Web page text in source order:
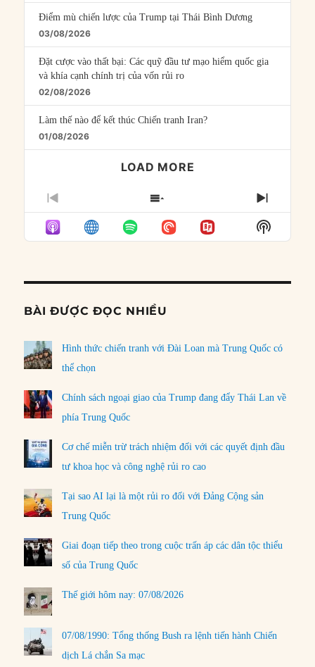
Điểm mù chiến lược của Trump tại Thái Bình Dương
03/08/2026
Đặt cược vào thất bại: Các quỹ đầu tư mạo hiểm quốc gia
và khía cạnh chính trị của vốn rủi ro
02/08/2026
Làm thế nào để kết thúc Chiến tranh Iran?
01/08/2026
LOAD MORE
PREVIOUS
EPISODE
SHOW
EPISODES
LIST
NEXT
Show
Podcast
BÀI ĐƯỢC ĐỌC NHIỀU
Hình thức chiến tranh với Đài Loan mà Trung Quốc có
thể chọn
Chính sách ngoại giao của Trump đang đẩy Thái Lan về
phía Trung Quốc
Cơ chế miễn trừ trách nhiệm đối với các quyết định đầu
tư khoa học và công nghệ rủi ro cao
Tại sao AI lại là một rủi ro đối với Đảng Cộng sản
Trung Quốc
Giai đoạn tiếp theo trong cuộc trấn áp các dân tộc thiểu
số của Trung Quốc
Thế giới hôm nay: 07/08/2026
07/08/1990: Tổng thống Bush ra lệnh tiến hành Chiến
dịch Lá chắn Sa mạc